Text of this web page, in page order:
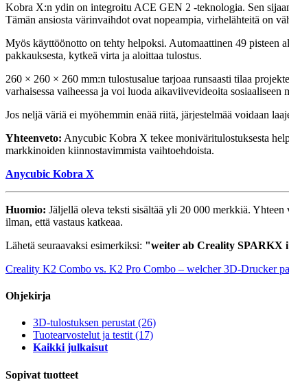
Kobra X:n ydin on integroitu ACE GEN 2 -teknologia. Sen
Tämän ansiosta värinvaihdot ovat nopeampia, virhelähteitä on
Myös käyttöönotto on tehty helpoksi. Automaattinen 49 pisteen
pakkauksesta, kytkeä virta ja aloittaa tulostus.
260 × 260 × 260 mm:n tulostusalue tarjoaa runsaasti tilaa
varhaisessa vaiheessa ja voi luoda aikaviivevideoita sosiaaliseen
Jos neljä väriä ei myöhemmin enää riitä, järjestelmää voidaan
Yhteenveto: Anycubic Kobra X tekee moniväritulostuksesta
markkinoiden kiinnostavimmista vaihtoehdoista.
Anycubic Kobra X
Huomio: Jäljellä oleva teksti sisältää yli 20 000 merkkiä.
ilman, että vastaus katkeaa.
Lähetä seuraavaksi esimerkiksi: "weiter ab Creality SPARKX
Creality K2 Combo vs. K2 Pro Combo – welcher 3D-Drucker
Ohjekirja
3D-tulostuksen perustat (26)
Tuotearvostelut ja testit (17)
Kaikki julkaisut
Sopivat tuotteet